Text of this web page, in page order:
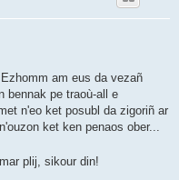
am eus da vezañ
bennak pe traoù-all e
n'eo ket posubl da zigoriñ ar
ket ken penaos ober...
plij, sikour din!